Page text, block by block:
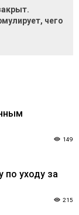
чего
149
по уходу за
215